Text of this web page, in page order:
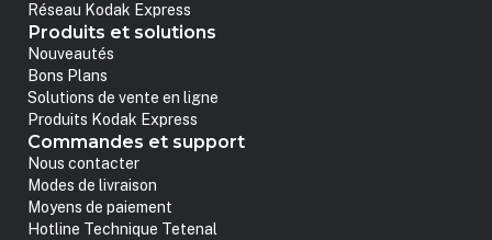
Réseau Kodak Express
Produits et solutions
Nouveautés
Bons Plans
Solutions de vente en ligne
Produits Kodak Express
Commandes et support
Nous contacter
Modes de livraison
Moyens de paiement
Hotline Technique Tetenal